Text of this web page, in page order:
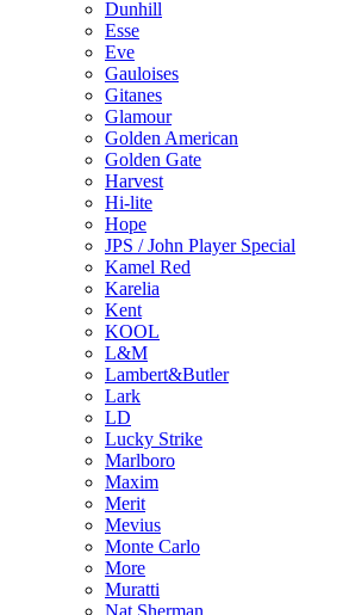
Dunhill
Esse
Eve
Gauloises
Gitanes
Glamour
Golden American
Golden Gate
Harvest
Hi-lite
Hope
JPS / John Player Special
Kamel Red
Karelia
Kent
KOOL
L&M
Lambert&Butler
Lark
LD
Lucky Strike
Marlboro
Maxim
Merit
Mevius
Monte Carlo
More
Muratti
Nat Sherman